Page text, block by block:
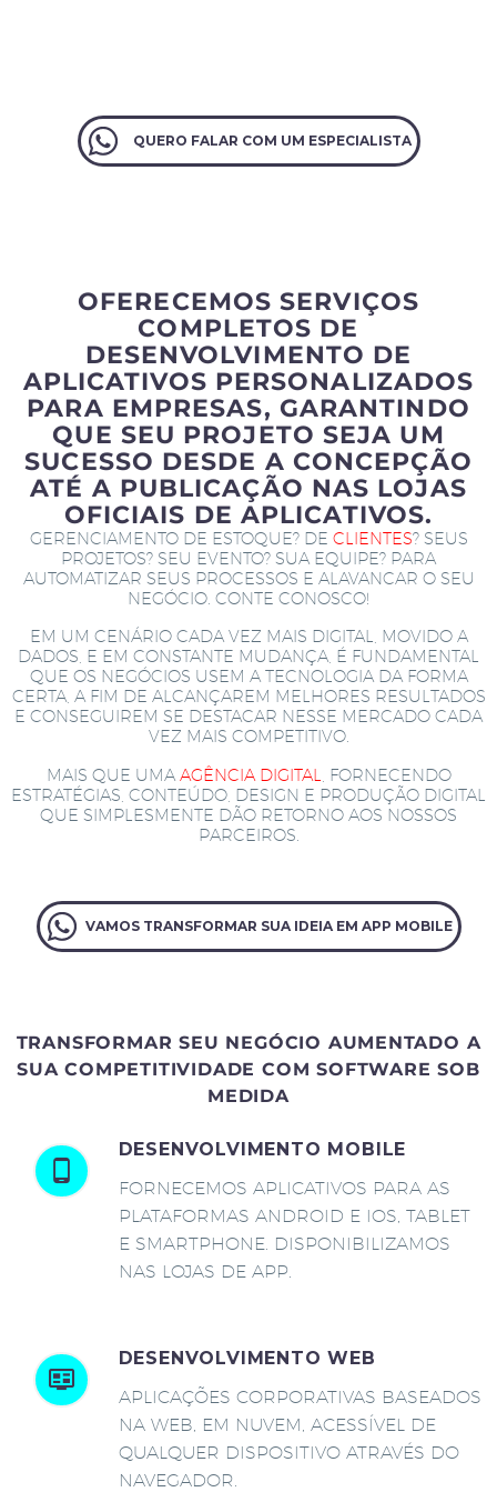
QUERO FALAR COM UM ESPECIALISTA
OFERECEMOS SERVIÇOS
COMPLETOS DE
DESENVOLVIMENTO DE
APLICATIVOS PERSONALIZADOS
PARA EMPRESAS, GARANTINDO
QUE SEU PROJETO SEJA UM
SUCESSO DESDE A CONCEPÇÃO
ATÉ A PUBLICAÇÃO NAS LOJAS
OFICIAIS DE APLICATIVOS.
GERENCIAMENTO DE ESTOQUE? DE CLIENTES? SEUS
PROJETOS? SEU EVENTO? SUA EQUIPE? PARA
AUTOMATIZAR SEUS PROCESSOS E ALAVANCAR O SEU
NEGÓCIO. CONTE CONOSCO!
EM UM CENÁRIO CADA VEZ MAIS DIGITAL, MOVIDO A
DADOS, E EM CONSTANTE MUDANÇA, É FUNDAMENTAL
QUE OS NEGÓCIOS USEM A TECNOLOGIA DA FORMA
CERTA, A FIM DE ALCANÇAREM MELHORES RESULTADOS
E CONSEGUIREM SE DESTACAR NESSE MERCADO CADA
VEZ MAIS COMPETITIVO.
MAIS QUE UMA AGÊNCIA DIGITAL
, FORNECENDO
ESTRATÉGIAS, CONTEÚDO, DESIGN E PRODUÇÃO DIGITAL
QUE SIMPLESMENTE DÃO RETORNO AOS NOSSOS
PARCEIROS.
VAMOS TRANSFORMAR SUA IDEIA EM APP MOBILE
TRANSFORMAR SEU NEGÓCIO AUMENTADO A
SUA COMPETITIVIDADE COM SOFTWARE SOB
MEDIDA
DESENVOLVIMENTO MOBILE
FORNECEMOS APLICATIVOS PARA AS
PLATAFORMAS ANDROID E IOS, TABLET
E SMARTPHONE. DISPONIBILIZAMOS
NAS LOJAS DE APP.
DESENVOLVIMENTO WEB
APLICAÇÕES CORPORATIVAS BASEADOS
NA WEB, EM NUVEM, ACESSÍVEL DE
QUALQUER DISPOSITIVO ATRAVÉS DO
NAVEGADOR.